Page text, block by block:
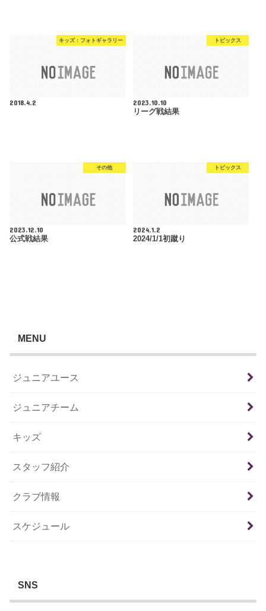
キッズ：フォトギャラリー
2018.4.2
トピックス
2023.10.10
リーグ戦結果
その他
2023.12.10
公式戦結果
トピックス
2024.1.2
2024/1/1初蹴り
MENU
ジュニアユース
ジュニアチーム
キッズ
スタッフ紹介
クラブ情報
スケジュール
SNS